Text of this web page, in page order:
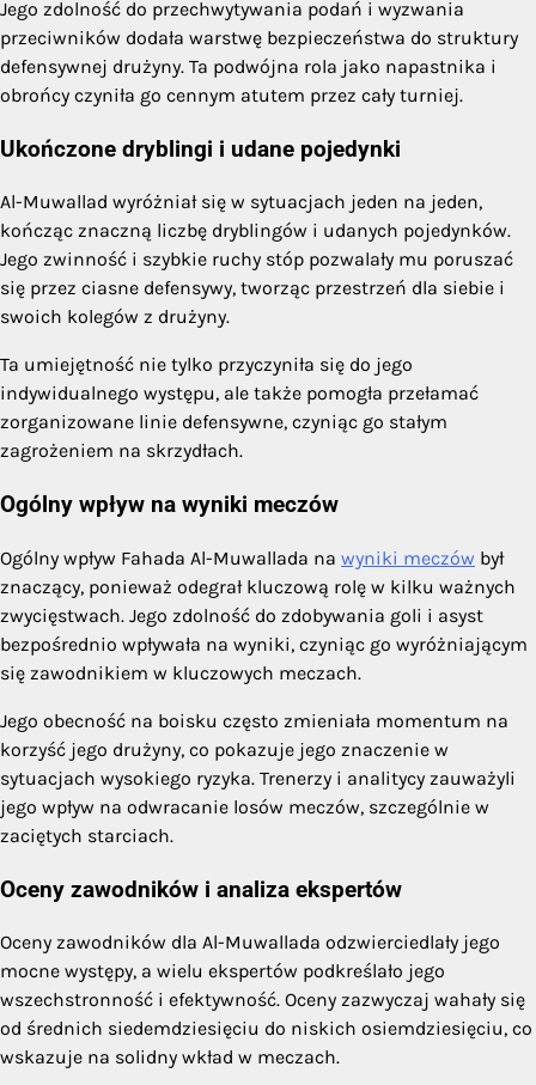
Jego zdolność do przechwytywania podań i wyzwania
przeciwników dodała warstwę bezpieczeństwa do struktury
defensywnej drużyny. Ta podwójna rola jako napastnika i
obrońcy czyniła go cennym atutem przez cały turniej.
Ukończone dryblingi i udane pojedynki
Al-Muwallad wyróżniał się w sytuacjach jeden na jeden,
kończąc znaczną liczbę dryblingów i udanych pojedynków.
Jego zwinność i szybkie ruchy stóp pozwalały mu poruszać
się przez ciasne defensywy, tworząc przestrzeń dla siebie i
swoich kolegów z drużyny.
Ta umiejętność nie tylko przyczyniła się do jego
indywidualnego występu, ale także pomogła przełamać
zorganizowane linie defensywne, czyniąc go stałym
zagrożeniem na skrzydłach.
Ogólny wpływ na wyniki meczów
Ogólny wpływ Fahada Al-Muwallada na wyniki meczów był
znaczący, ponieważ odegrał kluczową rolę w kilku ważnych
zwycięstwach. Jego zdolność do zdobywania goli i asyst
bezpośrednio wpływała na wyniki, czyniąc go wyróżniającym
się zawodnikiem w kluczowych meczach.
Jego obecność na boisku często zmieniała momentum na
korzyść jego drużyny, co pokazuje jego znaczenie w
sytuacjach wysokiego ryzyka. Trenerzy i analitycy zauważyli
jego wpływ na odwracanie losów meczów, szczególnie w
zaciętych starciach.
Oceny zawodników i analiza ekspertów
Oceny zawodników dla Al-Muwallada odzwierciedlały jego
mocne występy, a wielu ekspertów podkreślało jego
wszechstronność i efektywność. Oceny zazwyczaj wahały się
od średnich siedemdziesięciu do niskich osiemdziesięciu, co
wskazuje na solidny wkład w meczach.